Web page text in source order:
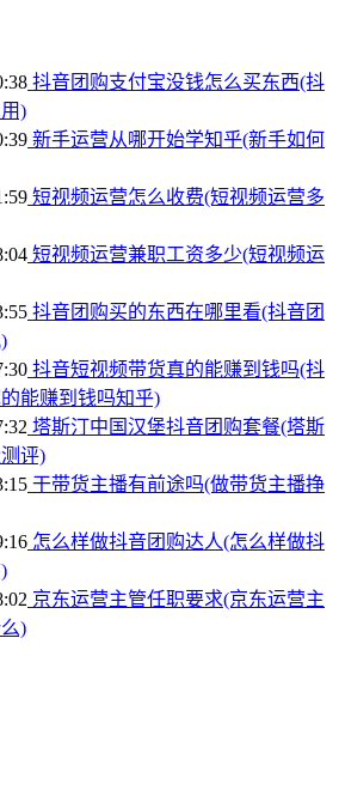
抖音团购支付宝没钱怎么买东西(抖
)
新手运营从哪开始学知乎(新手如何
短视频运营怎么收费(短视频运营多
短视频运营兼职工资多少(短视频运
抖音团购买的东西在哪里看(抖音团
抖音短视频带货真的能赚到钱吗(抖
能赚到钱吗知乎)
塔斯汀中国汉堡抖音团购套餐(塔斯
评)
干带货主播有前途吗(做带货主播挣
怎么样做抖音团购达人(怎么样做抖
京东运营主管任职要求(京东运营主
)